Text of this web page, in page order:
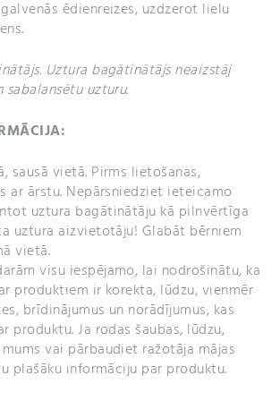
6 mg
žeņšeņs)
erecta L.)
kas satur
(15%*)
helāts
bisglicināts), kas
75 mg
(20%) *
helāts
bisglicināts),kas
Albion® helāta)
10 mg
(100%*)
helāts
bisglicināts), kas
Albion® Ferrochel®
7 mg
(50%*)
ēdienreizes, uzdzerot lielu
Uztura bagātinātājs neaizstāj
uzturu.
sausā vietā. Pirms lietošanas,
ar ārstu. Nepārsniedziet ieteicamo
uztura bagātinātāju kā pilnvērtīga
uztura aizvietotāju! Glabāt bērniem
vietā.
visu iespējamo, lai nodrošinātu, ka
produktiem ir korekta, lūdzu, vienmēr
brīdinājumus un norādījumus, kas
produktu. Ja rodas šaubas, lūdzu,
vai pārbaudiet ražotāja mājas
plašāku informāciju par produktu.